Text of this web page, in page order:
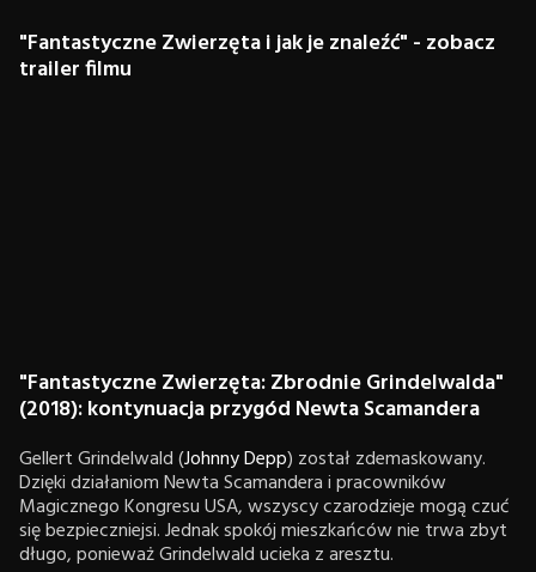
"Fantastyczne Zwierzęta i jak je znaleźć" - zobacz
trailer filmu
"Fantastyczne Zwierzęta: Zbrodnie Grindelwalda"
(2018): kontynuacja przygód Newta Scamandera
Gellert Grindelwald (Johnny Depp) został zdemaskowany.
Dzięki działaniom Newta Scamandera i pracowników
Magicznego Kongresu USA, wszyscy czarodzieje mogą czuć
się bezpieczniejsi. Jednak spokój mieszkańców nie trwa zbyt
długo, ponieważ Grindelwald ucieka z aresztu.